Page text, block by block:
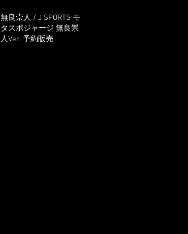
無良崇人 / J SPORTS モ
タスポジャージ 無良崇
人Ver. 予約販売